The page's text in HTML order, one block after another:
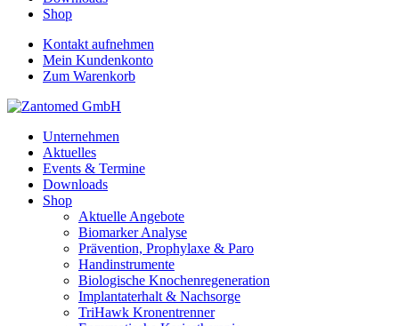
Shop
Kontakt aufnehmen
Mein Kundenkonto
Zum Warenkorb
Unternehmen
Aktuelles
Events & Termine
Downloads
Shop
Aktuelle Angebote
Biomarker Analyse
Prävention, Prophylaxe & Paro
Handinstrumente
Biologische Knochenregeneration
Implantaterhalt & Nachsorge
TriHawk Kronentrenner